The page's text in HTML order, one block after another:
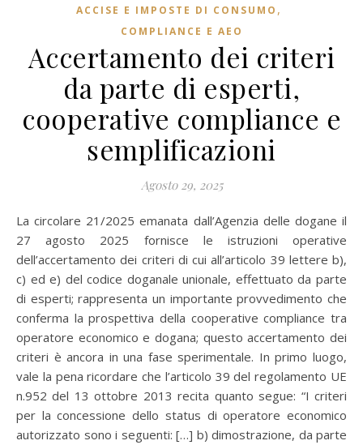
ACCISE E IMPOSTE DI CONSUMO ,
COMPLIANCE E AEO
Accertamento dei criteri
da parte di esperti,
cooperative compliance e
semplificazioni
Agosto 29, 2025
La circolare 21/2025 emanata dall’Agenzia delle dogane il
27 agosto 2025 fornisce le istruzioni operative
dell’accertamento dei criteri di cui all’articolo 39 lettere b),
c) ed e) del codice doganale unionale, effettuato da parte
di esperti; rappresenta un importante provvedimento che
conferma la prospettiva della cooperative compliance tra
operatore economico e dogana; questo accertamento dei
criteri è ancora in una fase sperimentale. In primo luogo,
vale la pena ricordare che l’articolo 39 del regolamento UE
n.952 del 13 ottobre 2013 recita quanto segue: “I criteri
per la concessione dello status di operatore economico
autorizzato sono i seguenti: […] b) dimostrazione, da parte